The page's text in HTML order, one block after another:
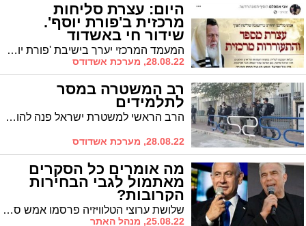
היום: עצרת סליחות
מרכזית ב'פורת יוסף'.
שידור חי באשדוד
המעמד המרכזי יערך בישיבת 'פורת יוסף', בראשה עמד חכם שלום הכהן זי"ע. שידור חי לביה"כ החיד"א ולמתנ"ס נווה יונתן
28.08.22, מערכת אשדודס
רב המשטרה במסר
לתלמידים
הרב הראשי למשטרת ישראל פנה להורים ולתלמידי הישיבות בבקשה לאמץ ולהנחיל לדור הצעיר את הנחיות הבטיחות בדרכים
28.08.22, מערכת אשדודס
מה אומרים כל הסקרים
מאתמול לגבי הבחירות
הקרובות?
שלושת ערוצי הטלוויזיה פרסמו אמש סקרים ואנחנו מציגים לכם את ממוצע הסקרים של כל הסוקרים מאתמול – ה 24/08/2022:
25.08.22, מנהל האתר